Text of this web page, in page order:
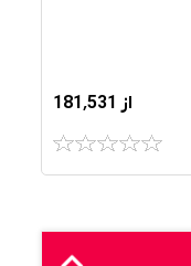
از 181٬531